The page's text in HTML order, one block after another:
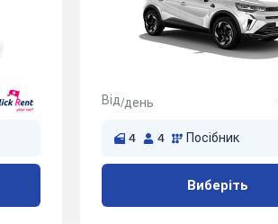
Від/день
4 4 Посібник
Виберіть